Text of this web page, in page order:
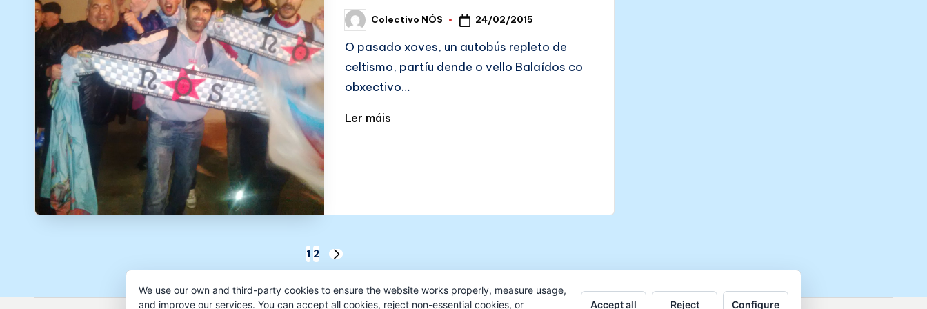
Posted
by
Colectivo NÓS 24/02/2015
O pasado xoves, un autobús repleto de
celtismo, partíu dende o vello Balaídos co
obxectivo…
Ler máis
de
1 2
NEXT
We use our own and third-party cookies to ensure the website works properly, measure usage,
and improve our services. You can accept all cookies, reject non-essential cookies, or
Accept all Reject Configure